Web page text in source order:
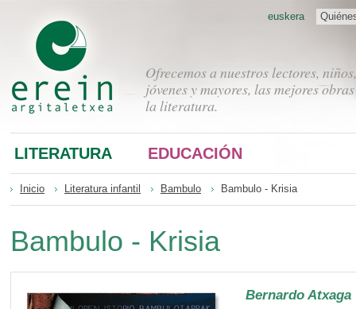
Ofrecemos a nuestros lectores, niños,
jóvenes y mayores, las mejores
la literatura.
euskera
LITERATURA EDUCACIÓN
Inicio Literatura infantil Bambulo Bambulo - Krisia
Bambulo - Krisia
Bernardo Atxaga